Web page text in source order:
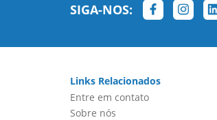
SIGA-NOS:
Links Relacionados
Entre em contato
Sobre nós